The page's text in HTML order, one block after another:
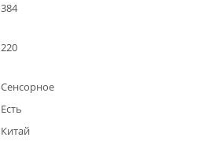
384
220
Сенсорное
Есть
Китай